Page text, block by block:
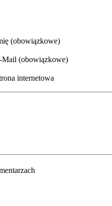
(obowiązkowe)
Mail (obowiązkowe)
internetowa